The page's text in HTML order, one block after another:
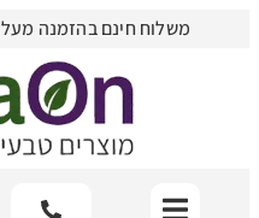
משלוח חינם בהזמנה מעל 260 ש"ח בדיסקרטיות מלאה